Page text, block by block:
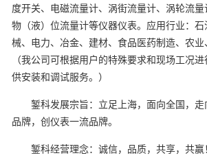
度开关、电磁流量计、涡街流量计、涡轮流量
物（液）位流量计等仪器仪表。应用行业：
械、电力、冶金、建材、食品医药制造、农业
（我公司可根据用户的特殊要求和现场工况
供安装和调试服务。）
錾科发展宗旨：立足上海，面向全国，
品牌，创仪表一流品牌。
錾科经营理念：诚信，品质，共享，共赢